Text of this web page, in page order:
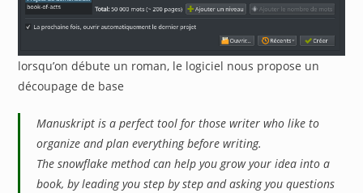
lorsqu’on débute un roman, le logiciel nous propose un
découpage de base
Manuskript is a perfect tool for those writer who like to
organize and plan everything before writing.
The snowflake method can help you grow your idea into a
book, by leading you step by step and asking you questions